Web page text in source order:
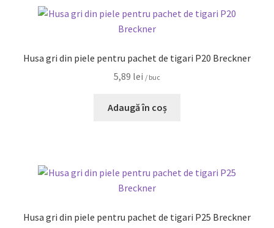
0,00 lei
Husa gri din piele pentru pachet de tigari P20 Breckner
5,89 lei / buc
Adaugă în coș
Husa gri din piele pentru pachet de tigari P25 Breckner